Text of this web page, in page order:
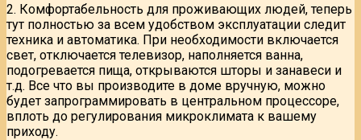
2. Комфортабельность для проживающих людей, теперь
тут полностью за всем удобством эксплуатации следит
техника и автоматика. При необходимости включается
свет, отключается телевизор, наполняется ванна,
подогревается пища, открываются шторы и занавеси и
т.д. Все что вы производите в доме вручную, можно
будет запрограммировать в центральном процессоре,
вплоть до регулирования микроклимата к вашему
приходу.